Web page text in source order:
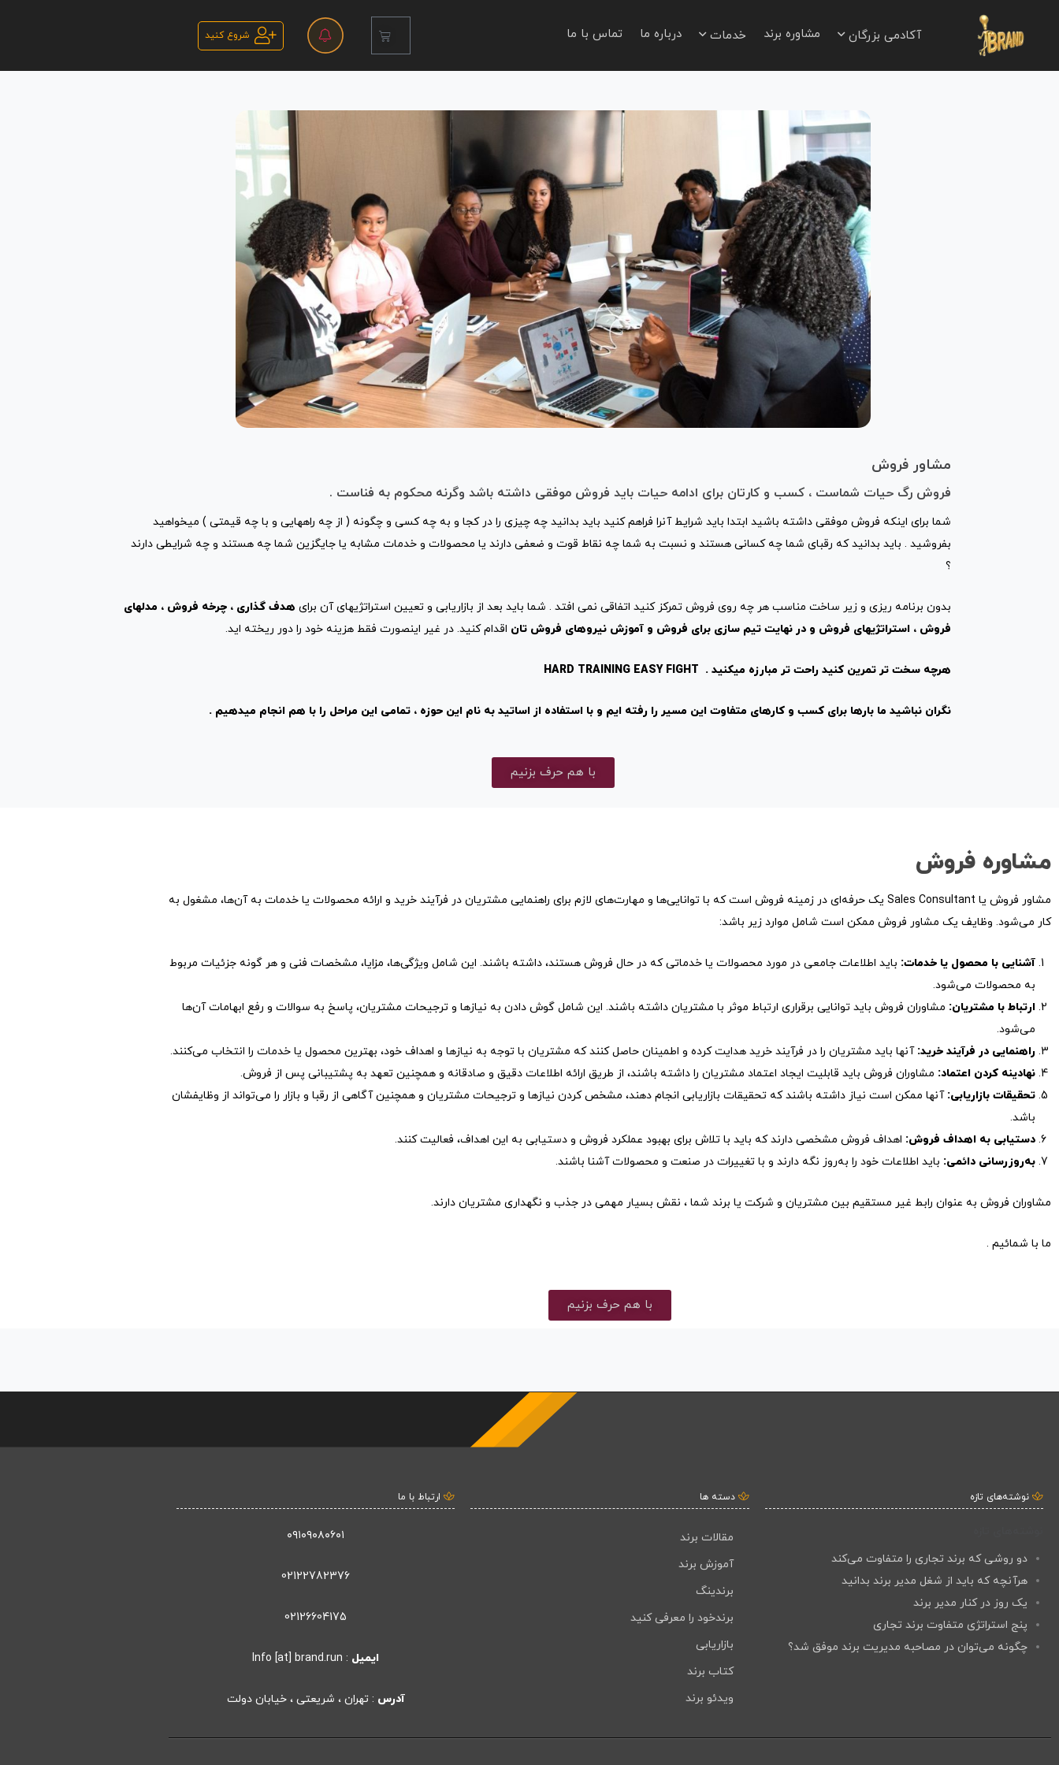
آکادمی بزرگان مشاوره برند خدمات درباره ما تماس با ما شروع کنید
مشاور فروش
فروش رگ حیات شماست ، کسب و کارتان برای ادامه حیات باید فروش موفقی داشته باشد وگرنه محکوم به فناست .
شما برای اینکه فروش موفقی داشته باشید ابتدا باید شرایط آنرا فراهم کنید باید بدانید چه چیزی را در کجا و به چه کسی و چگونه ( از چه راههایی و با چه قیمتی ) میخواهید
بفروشید . باید بدانید که رقبای شما چه کسانی هستند و نسبت به شما چه نقاط قوت و ضعفی دارند یا محصولات و خدمات مشابه یا جایگزین شما چه هستند و چه شرایطی دارند
؟
بدون برنامه ریزی و زیر ساخت مناسب هر چه روی فروش تمرکز کنید اتفاقی نمی افتد . شما باید بعد از بازاریابی و تعیین استراتژیهای آن برای هدف گذاری ، چرخه فروش ، مدلهای
فروش ، استراتژیهای فروش و در نهایت تیم سازی برای فروش و آموزش نیروهای فروش تان اقدام کنید. در غیر اینصورت فقط هزینه خود را دور ریخته اید.
هرچه سخت تر تمرین کنید راحت تر مبارزه میکنید . HARD TRAINING EASY FIGHT
نگران نباشید ما بارها برای کسب و کارهای متفاوت این مسیر را رفته ایم و با استفاده از اساتید به نام این حوزه ، تمامی این مراحل را با هم انجام میدهیم .
با هم حرف بزنیم
مشاوره فروش
مشاور فروش یا Sales Consultant یک حرفه‌ای در زمینه فروش است که با توانایی‌ها و مهارت‌های لازم برای راهنمایی مشتریان در فرآیند خرید و ارائه محصولات یا خدمات به آن‌ها، مشغول به
کار می‌شود. وظایف یک مشاور فروش ممکن است شامل موارد زیر باشد:
آشنایی با محصول یا خدمات: باید اطلاعات جامعی در مورد محصولات یا خدماتی که در حال فروش هستند، داشته باشند. این شامل ویژگی‌ها، مزایا، مشخصات فنی و هر گونه جزئیات مربوط
به محصولات می‌شود.
ارتباط با مشتریان: مشاوران فروش باید توانایی برقراری ارتباط موثر با مشتریان داشته باشند. این شامل گوش دادن به نیازها و ترجیحات مشتریان، پاسخ به سوالات و رفع ابهامات آن‌ها
می‌شود.
راهنمایی در فرآیند خرید: آنها باید مشتریان را در فرآیند خرید هدایت کرده و اطمینان حاصل کنند که مشتریان با توجه به نیازها و اهداف خود، بهترین محصول یا خدمات را انتخاب می‌کنند.
نهادینه کردن اعتماد: مشاوران فروش باید قابلیت ایجاد اعتماد مشتریان را داشته باشند، از طریق ارائه اطلاعات دقیق و صادقانه و همچنین تعهد به پشتیبانی پس از فروش.
تحقیقات بازاریابی: آنها ممکن است نیاز داشته باشند که تحقیقات بازاریابی انجام دهند، مشخص کردن نیازها و ترجیحات مشتریان و همچنین آگاهی از رقبا و بازار را می‌تواند از وظایفشان
باشد.
دستیابی به اهداف فروش: اهداف فروش مشخصی دارند که باید با تلاش برای بهبود عملکرد فروش و دستیابی به این اهداف، فعالیت کنند.
به‌روزرسانی دائمی: باید اطلاعات خود را به‌روز نگه دارند و با تغییرات در صنعت و محصولات آشنا باشند.
مشاوران فروش به عنوان رابط غیر مستقیم بین مشتریان و شرکت یا برند شما ، نقش بسیار مهمی در جذب و نگهداری مشتریان دارند.
ما با شمائیم .
با هم حرف بزنیم
نوشته‌های تازه
دو روشی که برند تجاری را متفاوت می‌کند
هرآنچه که باید از شغل مدیر برند بدانید
یک روز در کنار مدیر برند
پنج استراتژی متفاوت برند تجاری
چگونه می‌توان در مصاحبه مدیریت برند موفق شد؟
دسته ها
مقالات برند
آموزش برند
برندینگ
برندخود را معرفی کنید
بازاریابی
کتاب برند
ویدئو برند
ارتباط با ما
۰۹۱۰۹۰۸۰۶۰۱
02122782376
02126604175
ایمیل : Info [at] brand.run
آدرس : تهران ، شریعتی ، خیابان دولت